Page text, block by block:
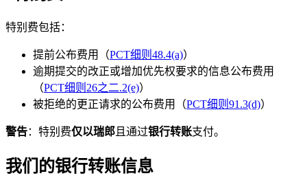
特别费包括：
提前公布费用（PCT细则48.4(a)）
逾期提交的改正或增加优先权要求的信息公布费用
（PCT细则26之二.2(e)）
被拒绝的更正请求的公布费用（PCT细则91.3(d)）
警告：特别费仅以瑞郎 且通过银行转账支付。
我们的银行转账信息